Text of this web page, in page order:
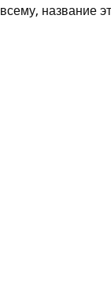
название